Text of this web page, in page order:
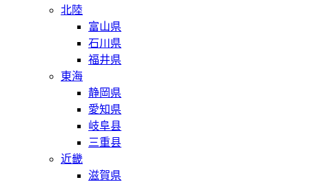
北陸
富山県
石川県
福井県
東海
静岡県
愛知県
岐阜县
三重县
近畿
滋賀県